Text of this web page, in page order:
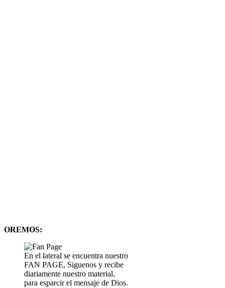
OREMOS:
En el lateral se encuentra nuestro
FAN PAGE, Siguenos y recibe
diariamente nuestro material,
para esparcir el mensaje de Dios.